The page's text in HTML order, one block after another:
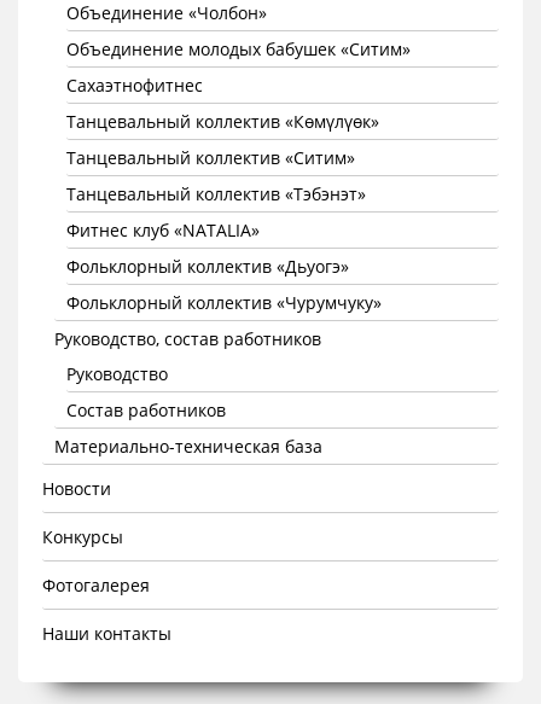
Объединение «Чолбон»
Объединение молодых бабушек «Ситим»
Сахаэтнофитнес
Танцевальный коллектив «Көмүлүөк»
Танцевальный коллектив «Ситим»
Танцевальный коллектив «Тэбэнэт»
Фитнес клуб «NATALIA»
Фольклорный коллектив «Дьуогэ»
Фольклорный коллектив «Чурумчуку»
Руководство, состав работников
Руководство
Состав работников
Материально-техническая база
Новости
Конкурсы
Фотогалерея
Наши контакты